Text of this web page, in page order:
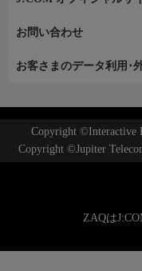
お問い合わせ
お客さまのデータ利用･
Copyright ©Interactive
Copyright ©Jupiter
ZAQは